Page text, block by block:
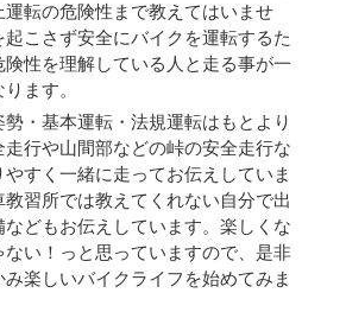
運転の危険性まで教えてはいませ
起こさず安全にバイクを運転するた
性を理解している人と走る事が一
ます。
・基本運転・法規運転はもとより
走行や山間部などの峠の安全走行な
やすく一緒に走ってお伝えしていま
習所では教えてくれない自分で出
どもお伝えしています。楽しくな
ない！っと思っていますので、是非
楽しいバイクライフを始めてみま